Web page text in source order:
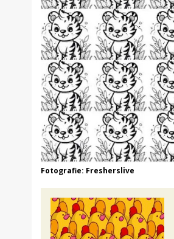
Fotografie: Fresherslive